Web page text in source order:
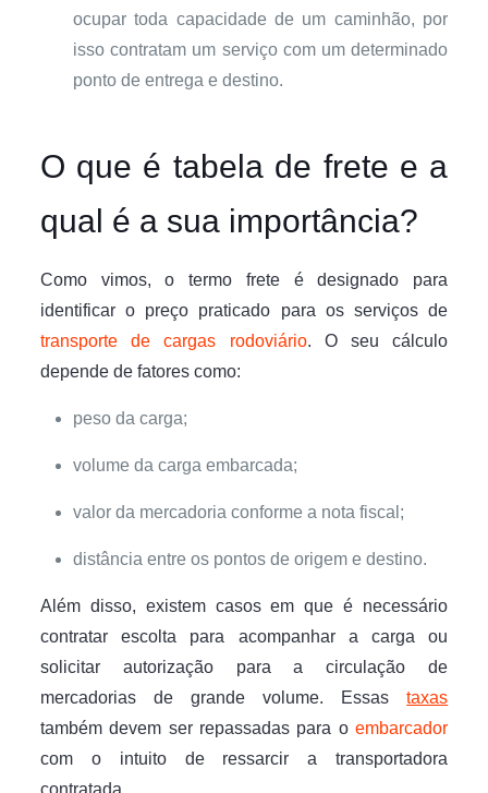
ocupar toda capacidade de um caminhão, por
isso contratam um serviço com um determinado
ponto de entrega e destino.
O que é tabela de frete e a
qual é a sua importância?
Como vimos, o termo frete é designado para
identificar o preço praticado para os serviços de
transporte de cargas rodoviário. O seu cálculo
depende de fatores como:
peso da carga;
volume da carga embarcada;
valor da mercadoria conforme a nota fiscal;
distância entre os pontos de origem e destino.
Além disso, existem casos em que é necessário
contratar escolta para acompanhar a carga ou
solicitar autorização para a circulação de
mercadorias de grande volume. Essastaxas
também devem ser repassadas para oembarcador
com o intuito de ressarcir a transportadora
contratada.